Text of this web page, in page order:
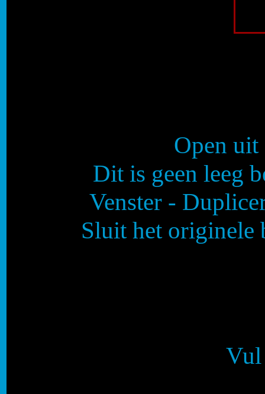
Open uit
Dit is geen leeg
Venster -
Sluit het originele
Vul